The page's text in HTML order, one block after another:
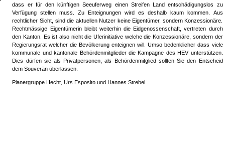
dass er für den künftigen Seeuferweg einen Streifen Land entschädigungslos zu
Verfügung stellen muss. Zu Enteignungen wird es deshalb kaum kommen. Aus
rechtlicher Sicht, sind die aktuellen Nutzer keine Eigentümer, sondern Konzessionäre.
Rechtmässige Eigentümerin bleibt weiterhin die Eidgenossenschaft, vertreten durch
den Kanton. Es ist also nicht die Uferinitiative welche die Konzessionäre, sondern der
Regierungsrat welcher die Bevölkerung enteignen will. Umso bedenklicher dass viele
kommunale und kantonale Behördenmitglieder die Kampagne des HEV unterstützen.
Dies dürfen sie als Privatpersonen, als Behördenmitglied sollten Sie den Entscheid
dem Souverän überlassen.
Planergruppe Hecht, Urs Esposito und Hannes Strebel